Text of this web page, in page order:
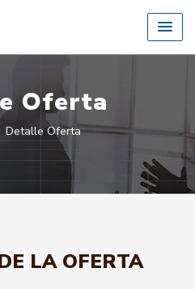
Oferta
Detalle Oferta
LA OFERTA